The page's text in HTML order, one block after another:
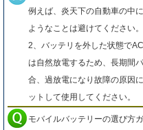
例えば、炎天下の自動車の中
ようなことは避けてください。
2、バッテリを外した状態で
は自然放電するため、長期間
合、過放電になり故障の原因
ットして使用してください。
モバイルバッテリーの選び方